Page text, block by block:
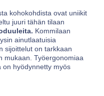
kohokohdista ovat uniikit
juuri tähän tilaan
Kommilaan
ainutlaatuisia
sijoittelut on tarkkaan
mukaan. Työergonomiaa
on hyödynnetty myös